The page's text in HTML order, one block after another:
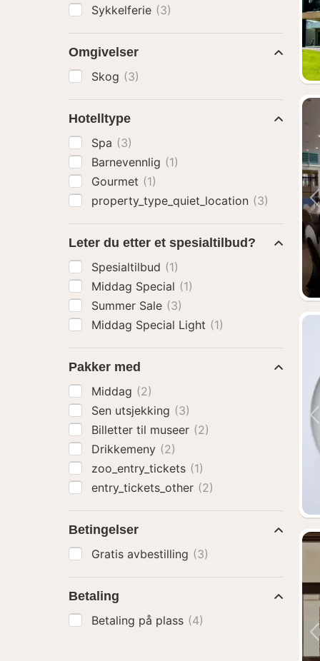
Sykkelferie (3)
Omgivelser
Skog (3)
Hotelltype
Spa (3)
Barnevennlig (1)
Gourmet (1)
property_type_quiet_location (3)
Leter du etter et spesialtilbud?
Spesialtilbud (1)
Middag Special (1)
Summer Sale (3)
Middag Special Light (1)
Pakker med
Middag (2)
Sen utsjekking (3)
Billetter til museer (2)
Drikkemeny (2)
zoo_entry_tickets (1)
entry_tickets_other (2)
Betingelser
Gratis avbestilling (3)
Betaling
Betaling på plass (4)